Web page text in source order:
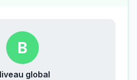
B
global